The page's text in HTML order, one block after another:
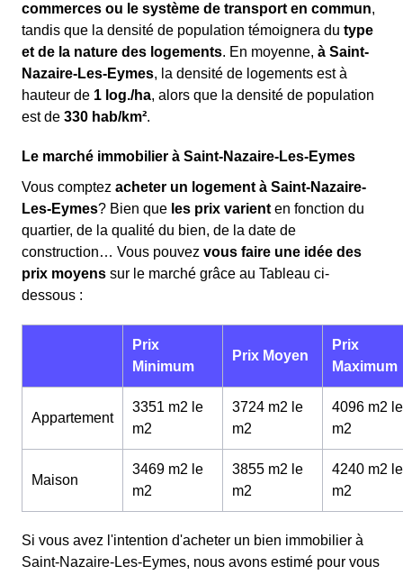
commerces ou le système de transport en commun,
tandis que la densité de population témoignera du type
et de la nature des logements. En moyenne, à Saint-
Nazaire-Les-Eymes, la densité de logements est à
hauteur de 1 log./ha, alors que la densité de population
est de 330 hab/km².
Le marché immobilier à Saint-Nazaire-Les-Eymes
Vous comptez acheter un logement à Saint-Nazaire-
Les-Eymes? Bien que les prix varient en fonction du
quartier, de la qualité du bien, de la date de
construction… Vous pouvez vous faire une idée des
prix moyens sur le marché grâce au Tableau ci-
dessous :
Prix
Minimum
Prix Moyen
Prix
Maximum
Appartement
3351 m2 le
m2
3724 m2 le
m2
4096 m2 le
m2
Maison
3469 m2 le
m2
3855 m2 le
m2
4240 m2 le
m2
Si vous avez l'intention d'acheter un bien immobilier à
Saint-Nazaire-Les-Eymes, nous avons estimé pour vous